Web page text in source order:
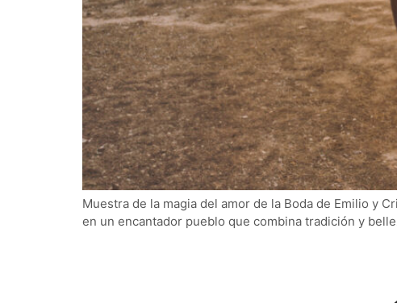
Muestra de la magia del amor de la Boda de Emilio y
en un encantador pueblo que combina tradición y